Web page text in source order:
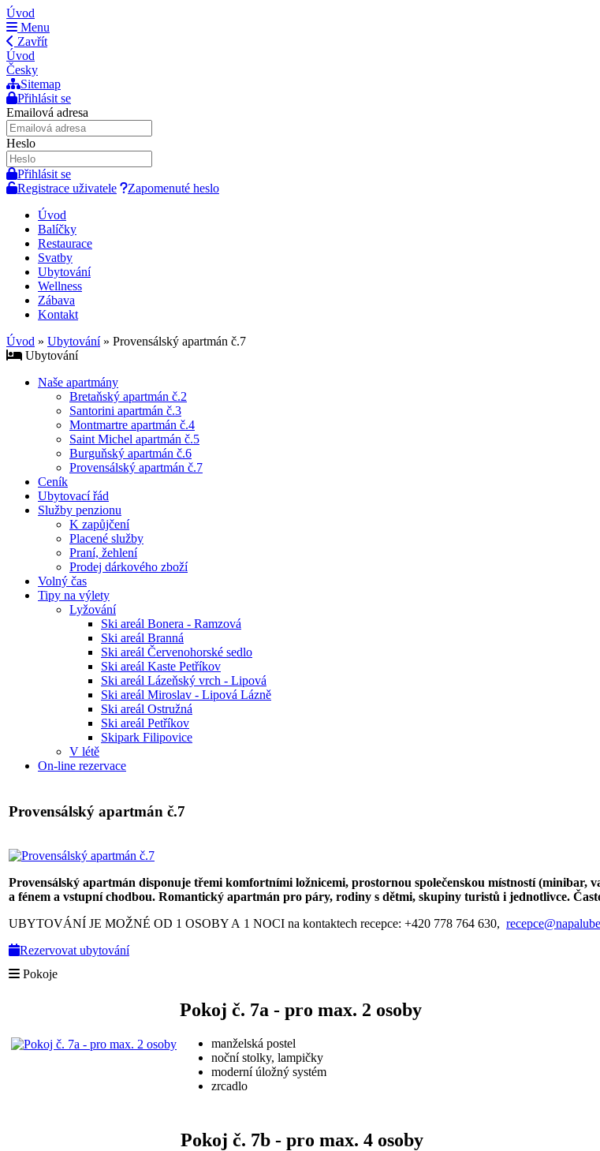
Úvod
Menu
Zavřít
Úvod
Česky
Sitemap
Přihlásit se
Emailová adresa
Heslo
Přihlásit se
Registrace uživatele
Zapomenuté heslo
Úvod
Balíčky
Restaurace
Svatby
Ubytování
Wellness
Zábava
Kontakt
Úvod » Ubytování » Provensálský apartmán č.7
Ubytování
Naše apartmány
Bretaňský apartmán č.2
Santorini apartmán č.3
Montmartre apartmán č.4
Saint Michel apartmán č.5
Burguňský apartmán č.6
Provensálský apartmán č.7
Ceník
Ubytovací řád
Služby penzionu
K zapůjčení
Placené služby
Praní, žehlení
Prodej dárkového zboží
Volný čas
Tipy na výlety
Lyžování
Ski areál Bonera - Ramzová
Ski areál Branná
Ski areál Červenohorské sedlo
Ski areál Kaste Petříkov
Ski areál Lázeňský vrch - Lipová
Ski areál Miroslav - Lipová Lázně
Ski areál Ostružná
Ski areál Petříkov
Skipark Filipovice
V létě
On-line rezervace
Provensálský apartmán č.7
Provensálský apartmán disponuje třemi komfortními ložnicemi, prostornou společenskou místností (minibar,
a fénem a vstupní chodbou. Romantický apartmán pro páry, rodiny s dětmi, skupiny turistů i jednotlivce.
UBYTOVÁNÍ JE MOŽNÉ OD 1 OSOBY A 1 NOCI na kontaktech recepce: +420 778 764 630,
Rezervovat ubytování
Pokoje
Pokoj č. 7a - pro max. 2 osoby
manželská postel
noční stolky, lampičky
moderní úložný systém
zrcadlo
Pokoj č. 7b - pro max. 4 osoby